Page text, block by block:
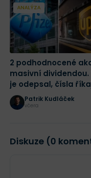
ANALÝZA
2 podhodnocené
masivní dividendou.
je odepsal, čísla
opakPatrik Kudláček
včera
Diskuze (0